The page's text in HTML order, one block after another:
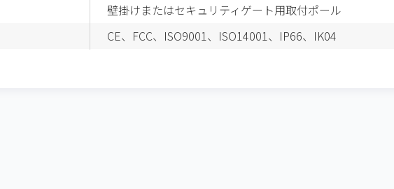
壁掛けまたはセキュリティゲート用取付ポール
CE、FCC、ISO9001、ISO14001、IP66、IK04